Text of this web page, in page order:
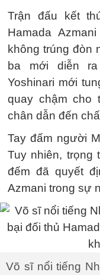
Trận đấu kết
Hamada
không trúng đòn
ba mới diễn
Yoshinari mới
quay chậm cho
chân dẫn đến
Tay đấm người
Tuy nhiên, trọng
đếm đã quyết
Azmani trong sự
Võ sĩ nổi tiếng